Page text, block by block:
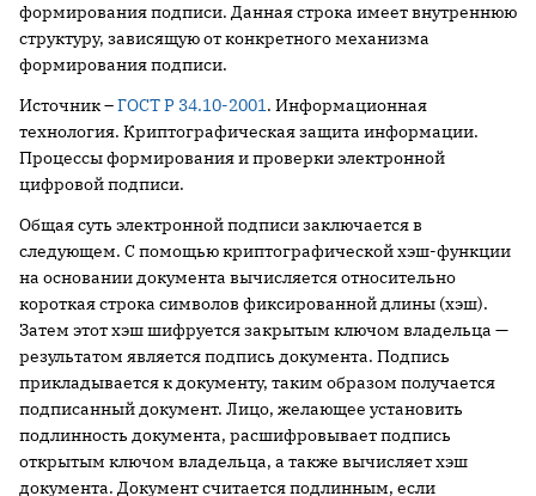
формирования подписи. Данная строка имеет внутреннюю
структуру, зависящую от конкретного механизма
формирования подписи.
Источник –ГОСТ Р 34.10-2001. Информационная
технология. Криптографическая защита информации.
Процессы формирования и проверки электронной
цифровой подписи.
Общая суть электронной подписи заключается в
следующем. С помощью криптографической хэш-функции
на основании документа вычисляется относительно
короткая строка символов фиксированной длины (хэш).
Затем этот хэш шифруется закрытым ключом владельца —
результатом является подпись документа. Подпись
прикладывается к документу, таким образом получается
подписанный документ. Лицо, желающее установить
подлинность документа, расшифровывает подпись
открытым ключом владельца, а также вычисляет хэш
документа. Документ считается подлинным, если